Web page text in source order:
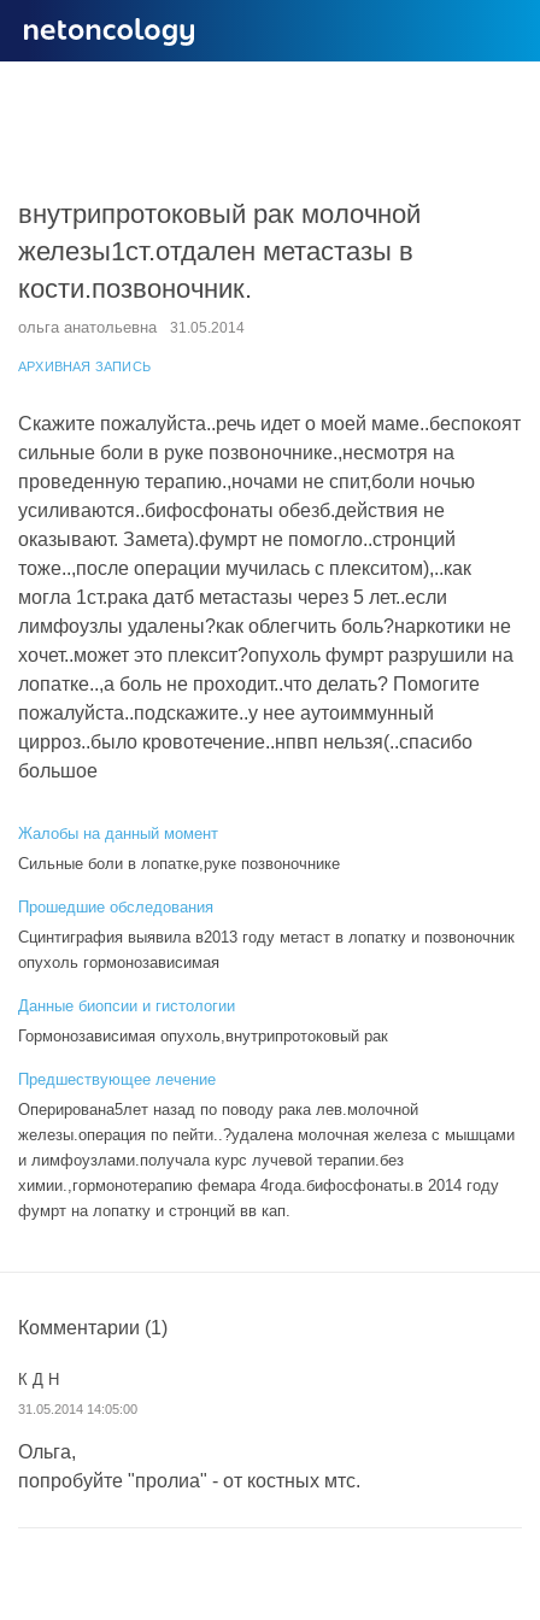
внутрипротоковый рак молочной
железы1ст.отдален метастазы в
кости.позвоночник.
ольга анатольевна 31.05.2014
АРХИВНАЯ ЗАПИСЬ
Скажите пожалуйста..речь идет о моей маме..беспокоят
сильные боли в руке позвоночнике.,несмотря на
проведенную терапию.,ночами не спит,боли ночью
усиливаются..бифосфонаты обезб.действия не
оказывают. Замета).фумрт не помогло..стронций
тоже..,после операции мучилась с плекситом),..как
могла 1ст.рака датб метастазы через 5 лет..если
лимфоузлы удалены?как облегчить боль?наркотики не
хочет..может это плексит?опухоль фумрт разрушили на
лопатке..,а боль не проходит..что делать? Помогите
пожалуйста..подскажите..у нее аутоиммунный
цирроз..было кровотечение..нпвп нельзя(..спасибо
большое
Жалобы на данный момент
Сильные боли в лопатке,руке позвоночнике
Прошедшие обследования
Сцинтиграфия выявила в2013 году метаст в лопатку и позвоночник
опухоль гормонозависимая
Данные биопсии и гистологии
Гормонозависимая опухоль,внутрипротоковый рак
Предшествующее лечение
Оперирована5лет назад по поводу рака лев.молочной
железы.операция по пейти..?удалена молочная железа с мышцами
и лимфоузлами.получала курс лучевой терапии.без
химии.,гормонотерапию фемара 4года.бифосфонаты.в 2014 году
фумрт на лопатку и стронций вв кап.
Комментарии (1)
К Д Н
31.05.2014 14:05:00
Ольга,
попробуйте "пролиа" - от костных мтс.